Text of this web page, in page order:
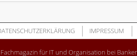
IMPRESSUM
für IT und Organisation bei